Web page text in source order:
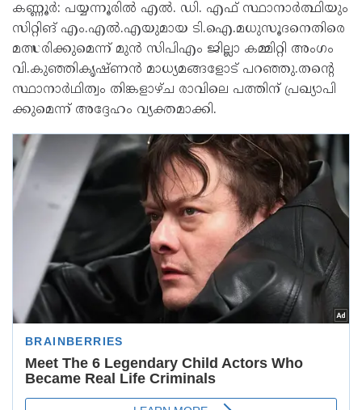
കണ്ണൂ​ര്‍: പ​യ്യ​ന്നൂ​രി​ൽ എൽ. ഡി. എഫ് സ്ഥാനാർത്ഥിയും
സിറ്റിങ് എം.എൽ.എയുമായ ടി.​ഐ.​മ​ധു​സൂ​ദ​നെ​തി​രെ
മ​ത്സ​രി​ക്കു​മെ​ന്ന് മു​ൻ സി​പി​എം ജി​ല്ലാ ക​മ്മി​റ്റി അം​ഗം
വി.​കു​ഞ്ഞി​കൃ​ഷ്ണ​ൻ മാധ്യമങ്ങളോട് പറഞ്ഞു.ത​ന്‍റെ
സ്ഥാ​നാ​ർ​ഥി​ത്വം തി​ങ്ക​ളാ​ഴ്ച രാ​വി​ലെ പ​ത്തി​ന് പ്ര​ഖ്യാ​പി​
ക്കു​മെ​ന്ന് അ​ദ്ദേ​ഹം വ്യ​ക്ത​മാ​ക്കി.